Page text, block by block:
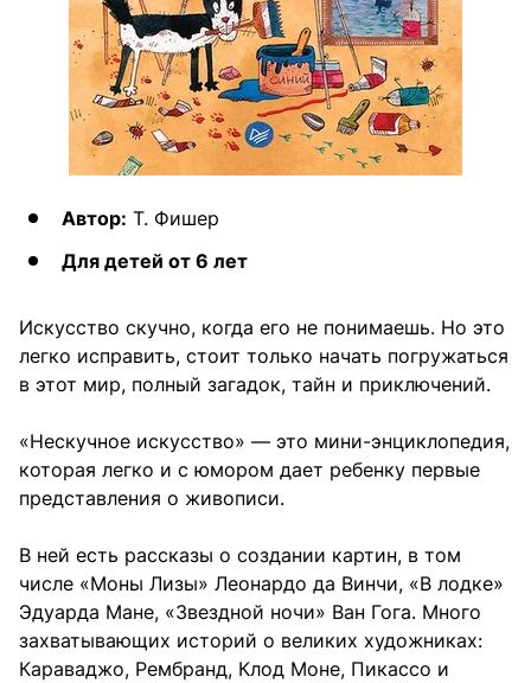
Автор: Т. Фишер
Для детей от 6 лет
Искусство скучно, когда его не понимаешь. Но это
легко исправить, стоит только начать погружаться
в этот мир, полный загадок, тайн и приключений.
«Нескучное искусство» — это мини-энциклопедия,
которая легко и с юмором дает ребенку первые
представления о живописи.
В ней есть рассказы о создании картин, в том
числе «Моны Лизы» Леонардо да Винчи, «В лодке»
Эдуарда Мане, «Звездной ночи» Ван Гога. Много
захватывающих историй о великих художниках:
Караваджо, Рембранд, Клод Моне, Пикассо и